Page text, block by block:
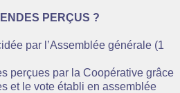
PERÇUS ?
par l’Assemblée générale (1
perçues par la Coopérative grâce
et le vote établi en assemblée